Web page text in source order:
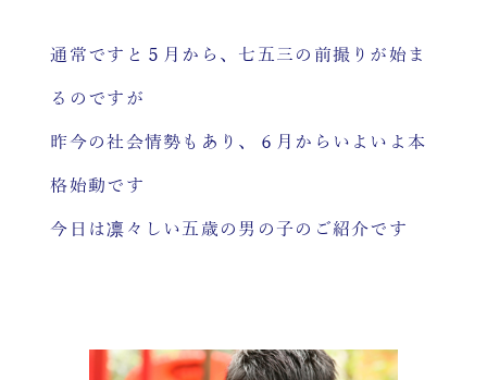
通常ですと５月から、七五三の前撮りが始ま
るのですが
昨今の社会情勢もあり、６月からいよいよ本
格始動です
今日は凛々しい五歳の男の子のご紹介です